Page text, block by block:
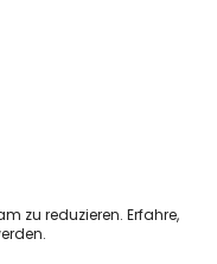
zu reduzieren.Erfahre,